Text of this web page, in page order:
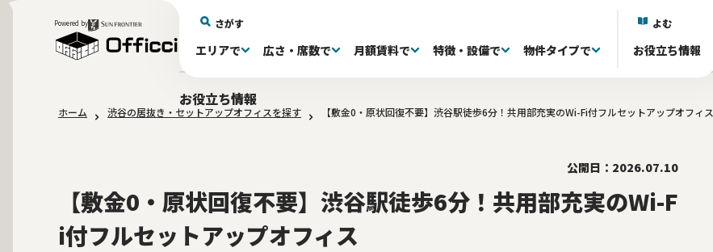
Powered by さがす
エリアで 広さ・席数で 月額賃料で 特徴・設備で 物件タイプで
よむ
お役立ち情報
港区(114)
30〜60坪(275)
セットアップオフィス(278)
30〜60坪(275)
61～100万(185)
テレカンブース付き(443)
居抜きオフィスについて
お役立ち情報
ホーム 渋谷の居抜き・セットアップオフィスを探す 【敷金0・原状回復不要】渋谷駅徒歩6分！共用部充実のWi-Fi付フルセットアップオフィス
公開日：2026.07.10
【敷金0・原状回復不要】渋谷駅徒歩6分！共用部充実のWi-F
i付フルセットアップオフィス